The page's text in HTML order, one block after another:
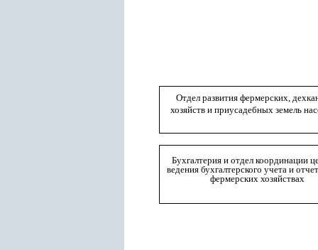
Отдел развития фермерских,
хозяйств и приусадебных земель
Бухгалтерия и отдел координации
ведения бухгалтерского учета и
фермерских хозяйствах